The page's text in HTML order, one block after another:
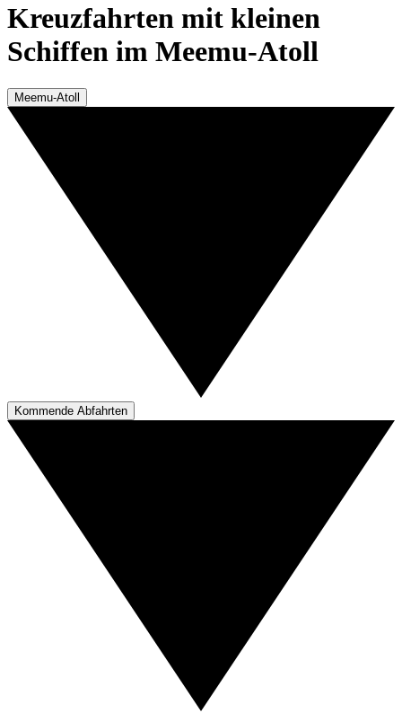
Kreuzfahrten mit kleinen
Schiffen im Meemu-Atoll
Meemu-Atoll
Kommende Abfahrten